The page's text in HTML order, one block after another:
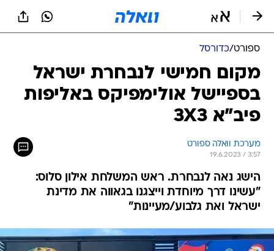
ספורט/כדורסל
מקום חמישי לנבחרת ישראל
בספיישל אולימפיקס באליפות
פיב"א 3X3
מערכת וואלה ספורט
19.6.2023 / 3:57
הישג נאה לנבחרת. ראש המשלחת אילון סלוס:
"עשינו דרך מיוחדת וייצגנו בגאווה את מדינת
ישראל ואת גלבוע/מעיינות"